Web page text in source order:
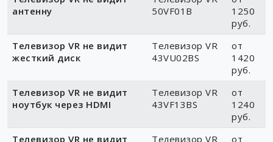
Телевизор VR не видит
Телевизор VR
от
1250
руб.
Телевизор VR не видит
Телевизор VR
от
1420
руб.
Телевизор VR не видит
Телевизор VR
от
1240
руб.